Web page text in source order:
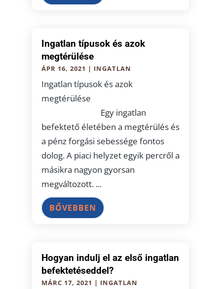
Ingatlan típusok és azok
megtérülése
ÁPR 16, 2021 | INGATLAN
Ingatlan típusok és azok
megtérülése
Egy ingatlan
befektető életében a megtérülés és
a pénz forgási sebessége fontos
dolog. A piaci helyzet egyik percről a
másikra nagyon gyorsan
megváltozott. ...
BŐVEBBEN
Hogyan indulj el az első ingatlan
befektetéseddel?
MÁRC 17, 2021 | INGATLAN